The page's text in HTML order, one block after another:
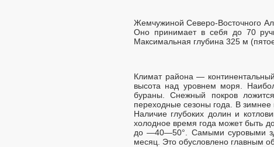
Жемчужиной Северо-Восточного
Оно принимает в себя до 70
Максимальная глубина 325 м
Климат района —
высота над уровнем моря.
бураны. Снежный покров
переходные сезоны года. В
Наличие глубоких долин и
холодное время года может быть
до —40—50°. Самыми суровыми
месяц. Это обусловлено главным